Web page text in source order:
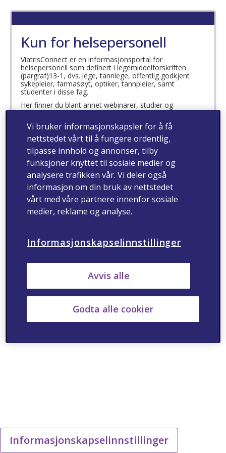
Kun for helsepersonell
ViatrisConnect er en informasjonsportal for
helsepersonell som definert i legemiddelforskriften
(pargraf)13-1, dvs. lege, tannlege, offentlig godkjent
sykepleier, farmasøyt, optiker, tannpleier, samt
studenter i disse fag.
Her finner du blant annet webinarer, studier og
produktinformasjon.
Jeg bekrefter at jeg er
helsepersonell som definert
i legemiddelforskriften
(paragraf) 13-1
Informasjonskapselinnstillinger
Vi bruker informasjonskapsler for å få
nettstedet vårt til å fungere ordentlig,
tilpasse innhold og annonser, tilby
funksjoner knyttet til sosiale medier og
analysere trafikken vår. Vi deler også
informasjon om din bruk av nettstedet
vårt med våre partnere innenfor sosiale
medier, reklame og analyse.
Informasjonskapselinnstillinger
Avvis alle
Godta alle cookier